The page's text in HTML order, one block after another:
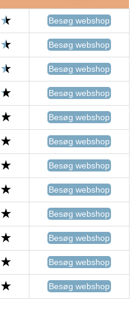
Besøg webshop
Besøg webshop
Besøg webshop
Besøg webshop
Besøg webshop
Besøg webshop
Besøg webshop
Besøg webshop
Besøg webshop
Besøg webshop
Besøg webshop
Besøg webshop